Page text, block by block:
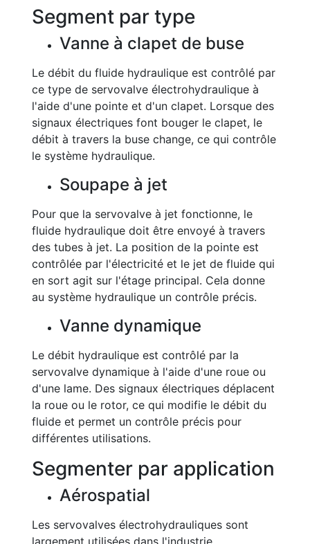
Segment par type
Vanne à clapet de buse
Le débit du fluide hydraulique est contrôlé par
ce type de servovalve électrohydraulique à
l'aide d'une pointe et d'un clapet. Lorsque des
signaux électriques font bouger le clapet, le
débit à travers la buse change, ce qui contrôle
le système hydraulique.
Soupape à jet
Pour que la servovalve à jet fonctionne, le
fluide hydraulique doit être envoyé à travers
des tubes à jet. La position de la pointe est
contrôlée par l'électricité et le jet de fluide qui
en sort agit sur l'étage principal. Cela donne
au système hydraulique un contrôle précis.
Vanne dynamique
Le débit hydraulique est contrôlé par la
servovalve dynamique à l'aide d'une roue ou
d'une lame. Des signaux électriques déplacent
la roue ou le rotor, ce qui modifie le débit du
fluide et permet un contrôle précis pour
différentes utilisations.
Segmenter par application
Aérospatial
Les servovalves électrohydrauliques sont
largement utilisées dans l'industrie